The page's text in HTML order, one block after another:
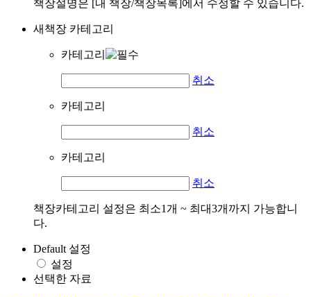
책장설명은 [내 책장/책장목록]에서 수정할 수 있습니다.
새책장 카테고리
카테고리
취소
카테고리
취소
카테고리
취소
책장카테고리 설정은 최소1개 ~ 최대3개까지 가능합니
다.
Default 설정
설정
선택한 자료